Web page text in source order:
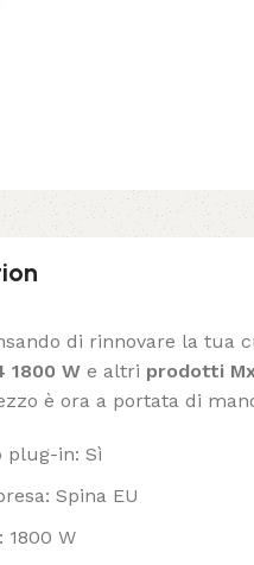
di rinnovare la tua
1800 W e altri prodotti
è ora a portata di
plug-in: Sì
Spina EU
1800 W